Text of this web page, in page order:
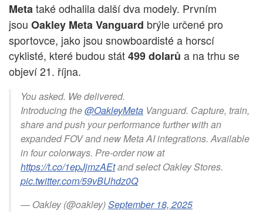
Metataké odhalila další dva modely. Prvním
jsou Oakley Meta Vanguard brýle určené pro
sportovce, jako jsou snowboardisté a horscí
cyklisté, které budou stát499 dolarů a na trhu se
objeví 21. října.
You asked. We delivered.
Introducing the@OakleyMeta Vanguard. Capture, train,
share and push your performance further with an
expanded FOV and new Meta AI integrations. Available
in four colorways. Pre-order now at
https://t.co/1epJjmzAEtand select Oakley Stores.
pic.twitter.com/59vBUhdz0Q
— Oakley (@oakley)September 18, 2025